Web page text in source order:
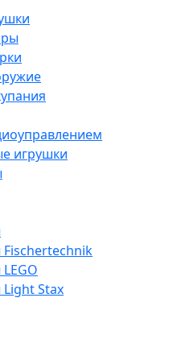
игрушки
Fisсhertechnik
Light Stax